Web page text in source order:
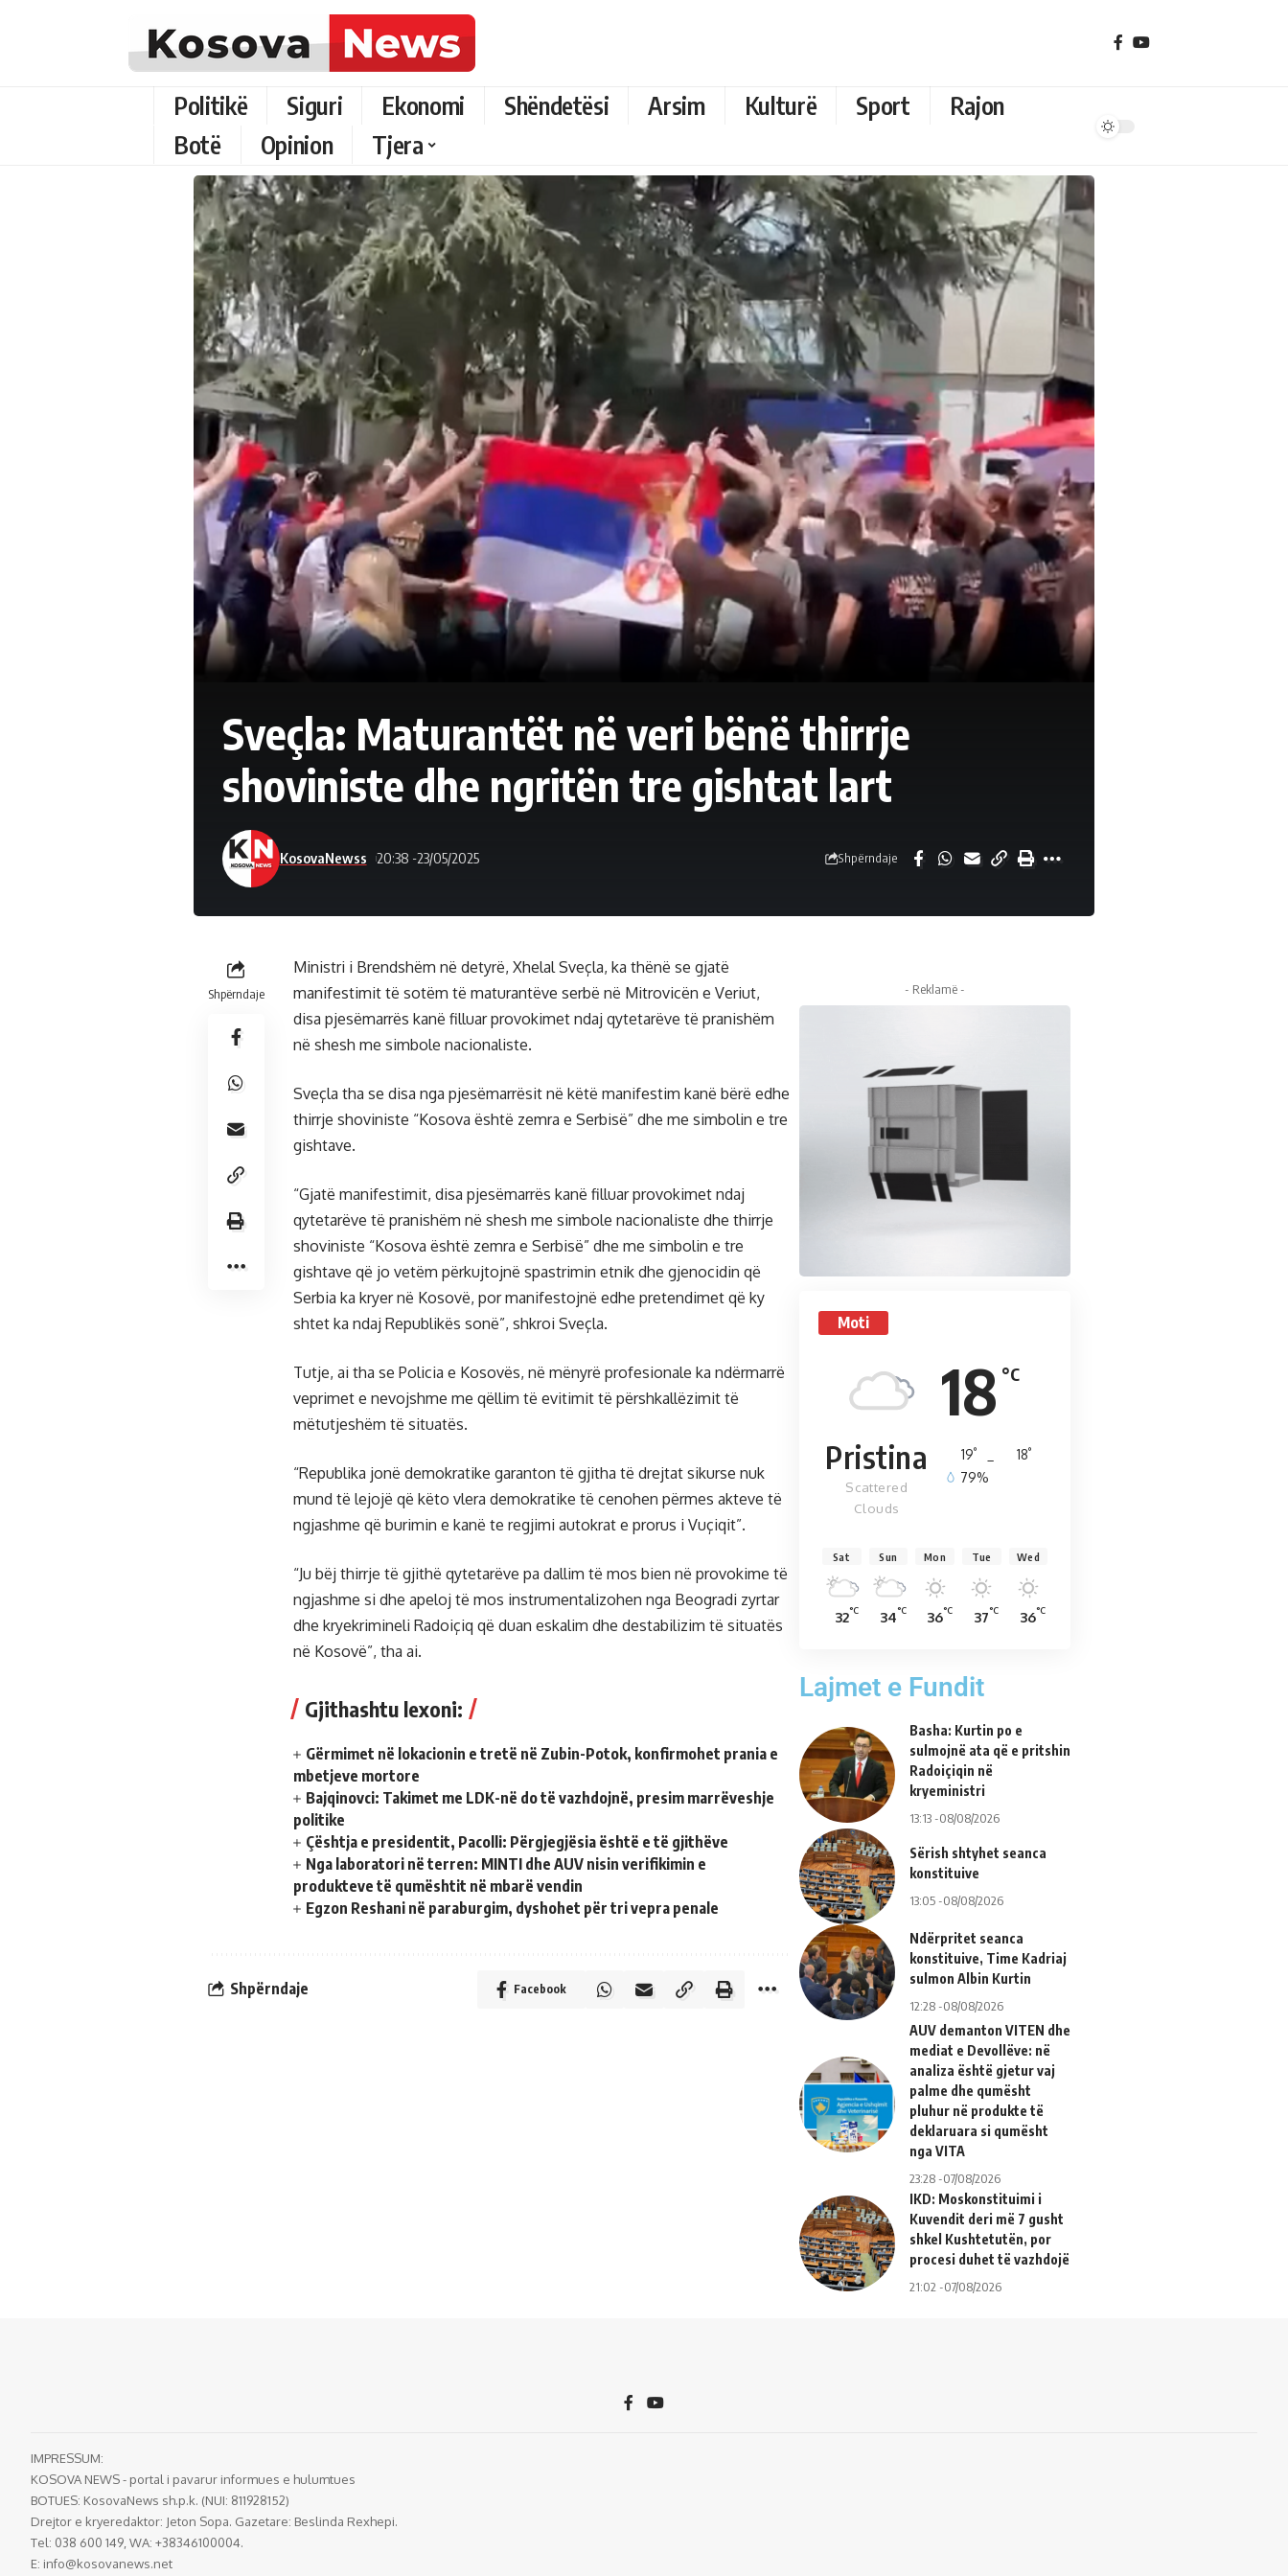
Politikë Siguri Ekonomi Shëndetësi Arsim Kulturë Sport
Rajon
Botë
Opinion Tjera
Sveçla: Maturantët në veri bënë thirrje
shoviniste dhe ngritën tre gishtat lart
KosovaNewss 20:38 -23/05/2025 Shpërndaje
Shpërndaje
Ministri i Brendshëm në detyrë, Xhelal Sveçla, ka thënë se gjatë
manifestimit të sotëm të maturantëve serbë në Mitrovicën e Veriut,
disa pjesëmarrës kanë filluar provokimet ndaj qytetarëve të pranishëm
në shesh me simbole nacionaliste.
Sveçla tha se disa nga pjesëmarrësit në këtë manifestim kanë bërë edhe
thirrje shoviniste “Kosova është zemra e Serbisë” dhe me simbolin e tre
gishtave.
“Gjatë manifestimit, disa pjesëmarrës kanë filluar provokimet ndaj
qytetarëve të pranishëm në shesh me simbole nacionaliste dhe thirrje
shoviniste “Kosova është zemra e Serbisë” dhe me simbolin e tre
gishtave që jo vetëm përkujtojnë spastrimin etnik dhe gjenocidin që
Serbia ka kryer në Kosovë, por manifestojnë edhe pretendimet që ky
shtet ka ndaj Republikës sonë”, shkroi Sveçla.
Tutje, ai tha se Policia e Kosovës, në mënyrë profesionale ka ndërmarrë
veprimet e nevojshme me qëllim të evitimit të përshkallëzimit të
mëtutjeshëm të situatës.
“Republika jonë demokratike garanton të gjitha të drejtat sikurse nuk
mund të lejojë që këto vlera demokratike të cenohen përmes akteve të
ngjashme që burimin e kanë te regjimi autokrat e prorus i Vuçiqit”.
“Ju bëj thirrje të gjithë qytetarëve pa dallim të mos bien në provokime të
ngjashme si dhe apeloj të mos instrumentalizohen nga Beogradi zyrtar
dhe kryekrimineli Radoiçiq që duan eskalim dhe destabilizim të situatës
në Kosovë”, tha ai.
Gjithashtu lexoni:
Gërmimet në lokacionin e tretë në Zubin-Potok, konfirmohet prania e
mbetjeve mortore
Bajqinovci: Takimet me LDK-në do të vazhdojnë, presim marrëveshje
politike
Çështja e presidentit, Pacolli: Përgjegjësia është e të gjithëve
Nga laboratori në terren: MINTI dhe AUV nisin verifikimin e
produkteve të qumështit në mbarë vendin
Egzon Reshani në paraburgim, dyshohet për tri vepra penale
Shpërndaje Facebook
- Reklamë -
Moti
18 °C
Pristina
Scattered
Clouds
19° 18°
79%
Sat
32°C
Sun
34°C
Mon
36°C
Tue
37°C
Wed
36°C
Lajmet e Fundit
Basha: Kurtin po e
sulmojnë ata që e pritshin
Radoiçiqin në
kryeministri
13:13 -08/08/2026
Sërish shtyhet seanca
konstituive
13:05 -08/08/2026
Ndërpritet seanca
konstituive, Time Kadriaj
sulmon Albin Kurtin
12:28 -08/08/2026
AUV demanton VITEN dhe
mediat e Devollëve: në
analiza është gjetur vaj
palme dhe qumësht
pluhur në produkte të
deklaruara si qumësht
nga VITA
23:28 -07/08/2026
IKD: Moskonstituimi i
Kuvendit deri më 7 gusht
shkel Kushtetutën, por
procesi duhet të vazhdojë
21:02 -07/08/2026
IMPRESSUM:
KOSOVA NEWS - portal i pavarur informues e hulumtues
BOTUES: KosovaNews sh.p.k. (NUI: 811928152)
Drejtor e kryeredaktor: Jeton Sopa. Gazetare: Beslinda Rexhepi.
Tel: 038 600 149, WA: +38346100004.
E: info@kosovanews.net